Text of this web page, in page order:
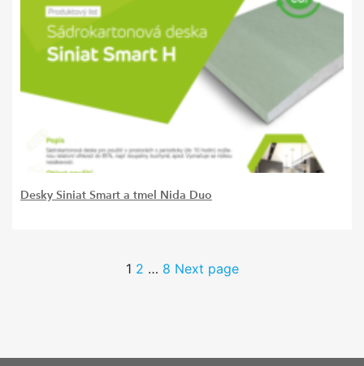
Desky Siniat Smart a tmel Nida Duo
1 2 … 8 Next page